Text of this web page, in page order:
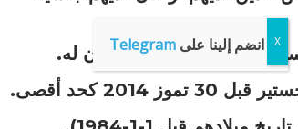
الدراسي الذي يقدمون له.
كحد أقصى.
انضم إلينا على Telegram